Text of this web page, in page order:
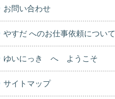
お問い合わせ
やすだ へのお仕事依頼について
ゆいにっき へ ようこそ
サイトマップ